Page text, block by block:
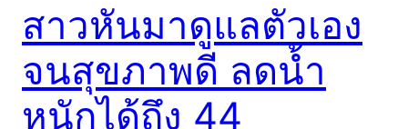
สาวหันมาดูแลตัวเอง
จนสุขภาพดี ลดน้ำ
หนักได้ถึง 44